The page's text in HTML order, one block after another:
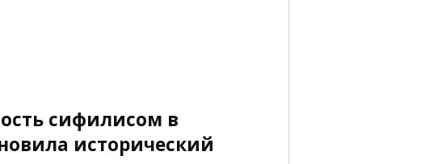
сифилисом в
исторический